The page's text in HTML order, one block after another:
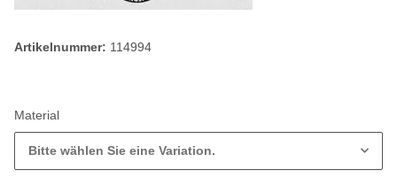
Artikelnummer: 114994
Material
Bitte wählen Sie eine Variation.